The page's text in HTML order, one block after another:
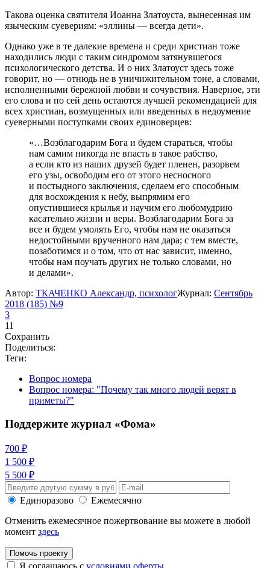
Такова оценка святителя Иоанна Златоуста, вынесенная им
языческим суевериям: «эллины — всегда дети».
Однако уже в те далекие времена и среди христиан тоже
находились люди с таким синдромом затянувшегося
психологического детства. И о них Златоуст здесь тоже
говорит, но — отнюдь не в уничижительном тоне, а словами,
исполненными бережной любви и сочувствия. Наверное, эти
его слова и по сей день остаются лучшей рекомендацией для
всех христиан, возмущенных или введенных в недоумение
суеверными поступками своих единоверцев:
«…Возблагодарим Бога и будем стараться, чтобы
нам самим никогда не впасть в такое рабство,
а если кто из наших друзей будет пленен, разорвем
его узы, освободим его от этого несносного
и постыдного заключения, сделаем его способным
для восхождения к небу, выпрямим его
опустившиеся крылья и научим его любомудрию
касательно жизни и веры. Возблагодарим Бога за
все и будем умолять Его, чтобы нам не оказаться
недостойными врученного нам дара; с тем вместе,
позаботимся и о том, что от нас зависит, именно,
чтобы нам поучать других не только словами, но
и делами».
Автор: ТКАЧЕНКО Александр, психологЖурнал: Сентябрь
2018 (185) №9
3
11
Сохранить
Поделиться:
Теги:
Вопрос номера
Вопрос номера: "Почему так много людей верят в
приметы?"
Поддержите журнал «Фома»
700 ₽
1 500 ₽
5 500 ₽
Единоразово
Ежемесячно
Отменить ежемесячное пожертвование вы можете в любой
момент здесь
Помочь проекту